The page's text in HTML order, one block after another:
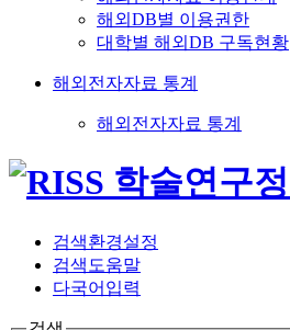
해외DB별 이용권한
대학별 해외DB 구독현황
해외전자자료 통계
해외전자자료 통계
검색환경설정
검색도움말
다국어입력